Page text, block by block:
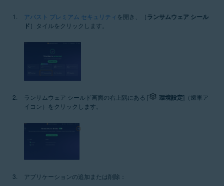
アバスト プレミアム セキュリティ を開き、［ ランサムウェア シール
ド ］タイルをクリックします。
ランサムウェア シールド画面の右上隅にある [ 環境設定]（歯車ア
イコン）をクリックします。
アプリケーションの追加または削除：